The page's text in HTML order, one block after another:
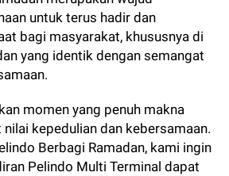
untuk terus hadir dan
bagi masyarakat, khususnya di
yang identik dengan semangat
momen yang penuh makna
kepedulian dan kebersamaan.
Berbagi Ramadan, kami ingin
Pelindo Multi Terminal dapat